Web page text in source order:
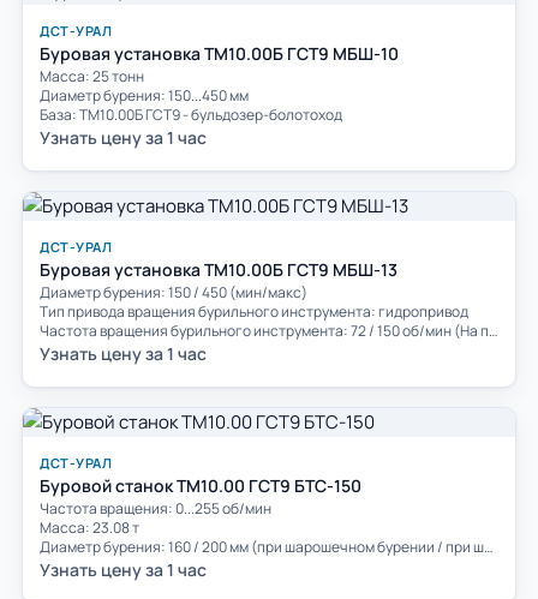
ДСТ-УРАЛ
Буровая установка ТМ10.00Б ГСТ9 МБШ-10
Масса: 25 тонн
Диаметр бурения: 150...450 мм
База: ТМ10.00Б ГСТ9 - бульдозер-болотоход
Узнать цену за 1 час
ДСТ-УРАЛ
Буровая установка ТМ10.00Б ГСТ9 МБШ-13
Диаметр бурения: 150 / 450 (мин/макс)
Тип привода вращения бурильного инструмента: гидропривод
Частота вращения бурильного инструмента: 72 / 150 об/мин (На первом режиме / На втором режиме)
Узнать цену за 1 час
ДСТ-УРАЛ
Буровой станок ТМ10.00 ГСТ9 БТС-150
Частота вращения: 0...255 об/мин
Масса: 23.08 т
Диаметр бурения: 160 / 200 мм (при шарошечном бурении / при шнековом бурении)
Узнать цену за 1 час